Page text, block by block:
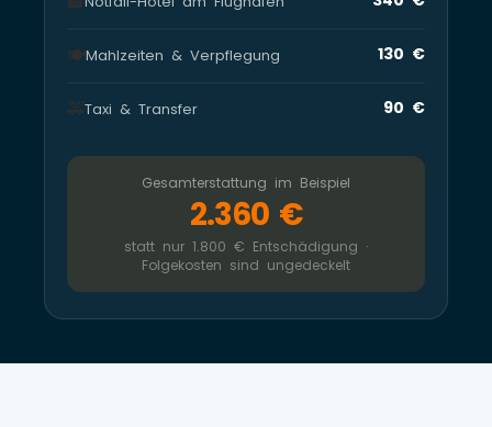
🍽️Mahlzeiten & Verpflegung 130 €
🚕Taxi & Transfer 90 €
Gesamterstattung im Beispiel
2.360 €
statt nur 1.800 € Entschädigung ·
Folgekosten sind ungedeckelt